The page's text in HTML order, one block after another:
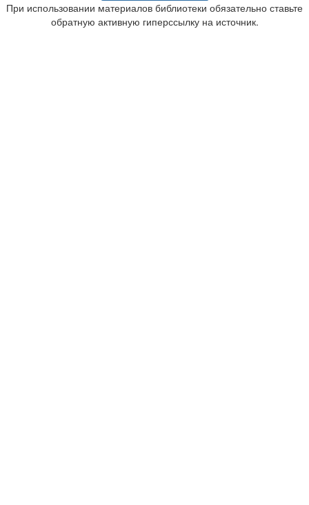
При использовании материалов библиотеки обязательно ставьте
обратную активную гиперссылку на источник.